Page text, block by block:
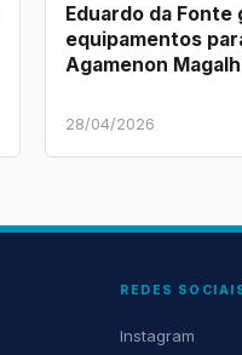
Eduardo da Fonte
equipamentos
Agamenon
28/04/2026
REDES
Instagram